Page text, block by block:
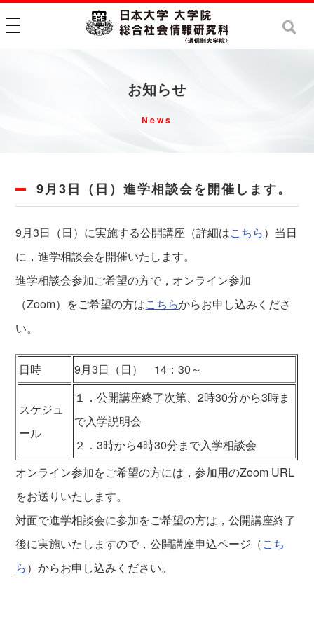
toggle navigation
お知らせ
News
9月3日（日）進学相談会を開催します。
9月3日（日）に実施する公開講座（詳細はこちら）当日
に，進学相談会を開催いたします。
進学相談会参加ご希望の方で，オンライン参加
（Zoom）をご希望の方はこちらからお申し込みくださ
い。
日時 9月3日（日） 14：30～
スケジュ
ール
１．公開講座終了次第、2時30分から3時ま
で入学説明会
２．3時から4時30分まで入学相談会
オンライン参加をご希望の方には，参加用のZoom URL
をお送りいたします。
対面で進学相談会に参加をご希望の方は，公開講座終了
後に実施いたしますので，公開講座申込ページ（こち
ら）からお申し込みください。